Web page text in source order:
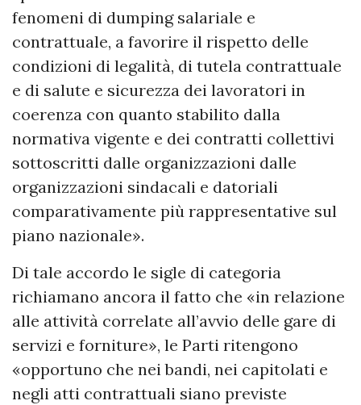
fenomeni di dumping salariale e
contrattuale, a favorire il rispetto delle
condizioni di legalità, di tutela contrattuale
e di salute e sicurezza dei lavoratori in
coerenza con quanto stabilito dalla
normativa vigente e dei contratti collettivi
sottoscritti dalle organizzazioni dalle
organizzazioni sindacali e datoriali
comparativamente più rappresentative sul
piano nazionale».
Di tale accordo le sigle di categoria
richiamano ancora il fatto che «in relazione
alle attività correlate all’avvio delle gare di
servizi e forniture», le Parti ritengono
«opportuno che nei bandi, nei capitolati e
negli atti contrattuali siano previste